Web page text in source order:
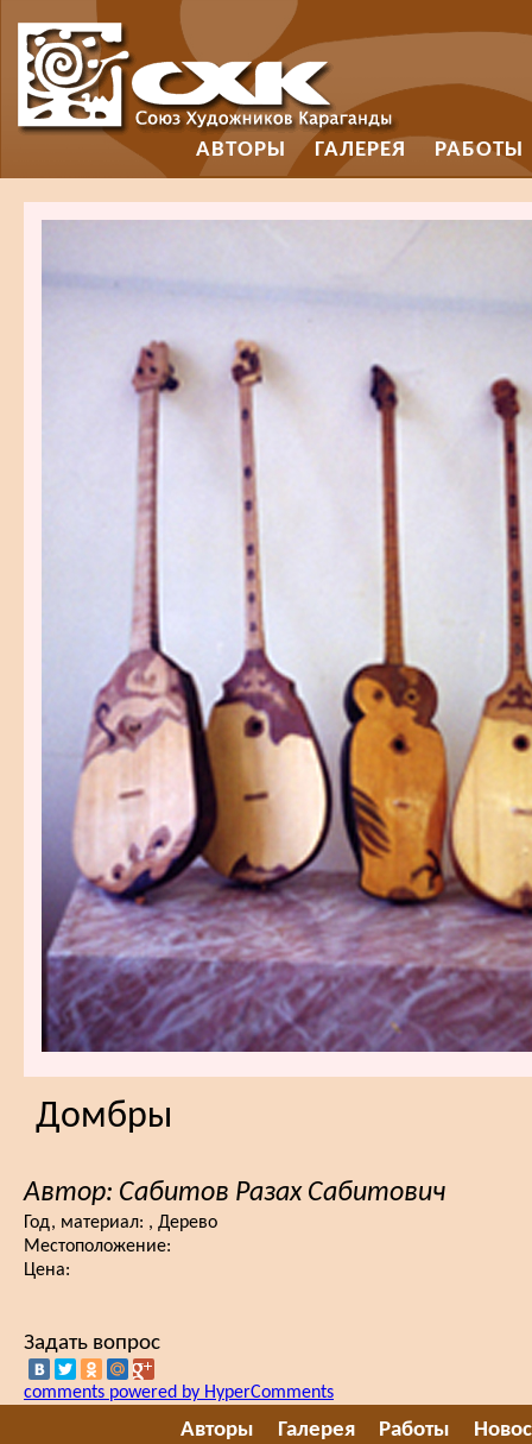
АВТОРЫ ГАЛЕРЕЯ РАБОТЫ
Домбры
Автор: Сабитов Разах Сабитович
Год, материал: , Дерево
Местоположение:
Цена:
Задать вопрос
comments powered by HyperComments
Авторы Галерея Работы